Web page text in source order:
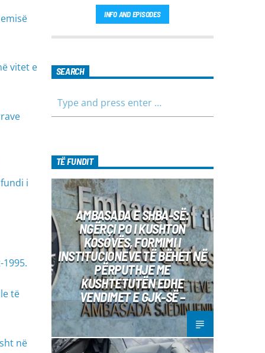
vitet e
i
të
në
INFO AND EPISODES
SEARCH
TË FUNDIT
AMBASADA E SHBA-SË:
NGËRÇI PO I KUSHTON
KOSOVËS, FORMIMI I
INSTITUCIONEVE TË BËHET NË
PËRPUTHJE ME
KUSHTETUTËN EDHE
VENDIMET E GJK-SË –